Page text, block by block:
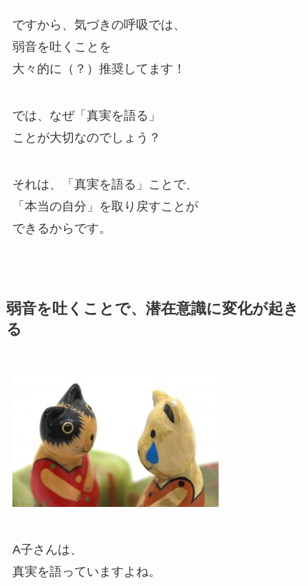
ですから、気づきの呼吸では、
弱音を吐くことを
大々的に（？）推奨してます！
では、なぜ「真実を語る」
ことが大切なのでしょう？
それは、「真実を語る」ことで、
「本当の自分」を取り戻すことが
できるからです。
弱音を吐くことで、潜在意識に変化が起き
る
A子さんは、
真実を語っていますよね。